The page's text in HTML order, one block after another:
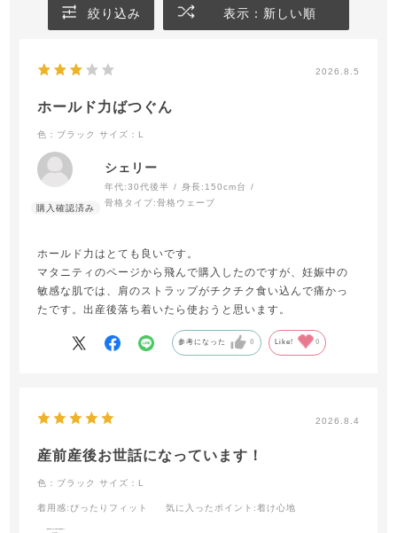
絞り込み 表示：新しい順
2026.8.5
ホールド力ばつぐん
色：ブラック サイズ：L
シェリー
年代:30代後半 身長: 150cm台
骨格タイプ:骨格ウェーブ
ホールド力はとても良いです。
マタニティのページから飛んで購入したのですが、妊娠中の
敏感な肌では、肩のストラップがチクチク食い込んで痛かっ
たです。出産後落ち着いたら使おうと思います。
参考になった 0 Like! 0
2026.8.4
産前産後お世話になっています！
色：ブラック サイズ：L
着用感:ぴったりフィット 気に入ったポイント :着け心地